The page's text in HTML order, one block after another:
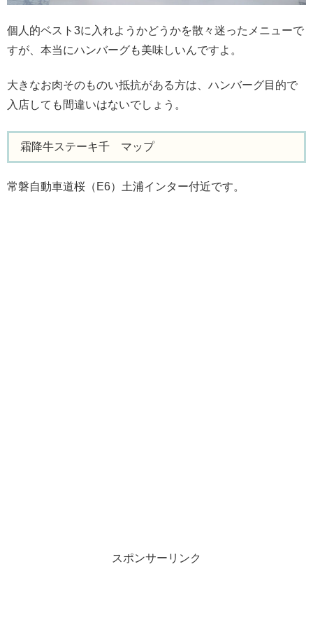
個人的ベスト3に入れようかどうかを散々迷ったメニューで
すが、本当にハンバーグも美味しいんですよ。
大きなお肉そのものい抵抗がある方は、ハンバーグ目的で
入店しても間違いはないでしょう。
霜降牛ステーキ千 マップ
常磐自動車道桜（E6）土浦インター付近です。
スポンサーリンク